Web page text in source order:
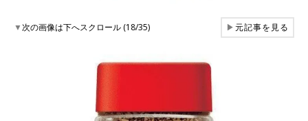
▼次の画像は下へスクロール (18/35) ▶元記事を見る